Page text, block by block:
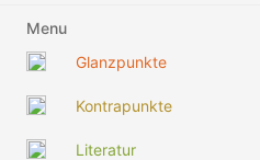
Menu
Glanzpunkte
Kontrapunkte
Literatur